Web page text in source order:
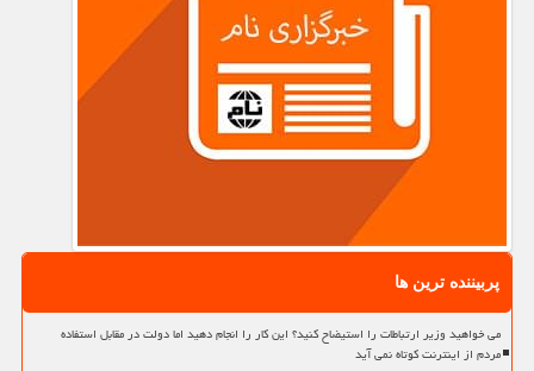
پربیننده ترین ها
می خواهید وزیر ارتباطات را استیضاح کنید؟ این کار را انجام دهید اما دولت در مقابل استفاده
مردم از اینترنت کوتاه نمی آید